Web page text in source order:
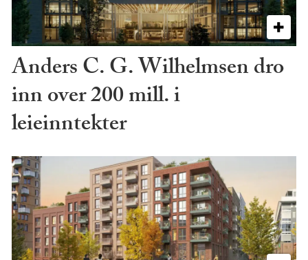
Anders C. G. Wilhelmsen dro
inn over 200 mill. i
leieinntekter